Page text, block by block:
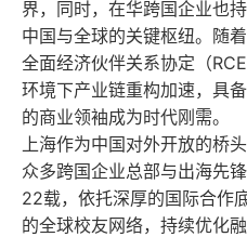
校友
教务系统
报名
界，同时，在华跨国企业也
中国与全球的关键枢纽。随
全面经济伙伴关系协定（
环境下产业链重构加速，具
的商业领袖成为时代刚需。
上海作为中国对外开放的桥
众多跨国企业总部与出海先
22载，依托深厚的国际合作
的全球校友网络，持续优化